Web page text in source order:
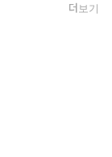
두수가 바로 은
더보기